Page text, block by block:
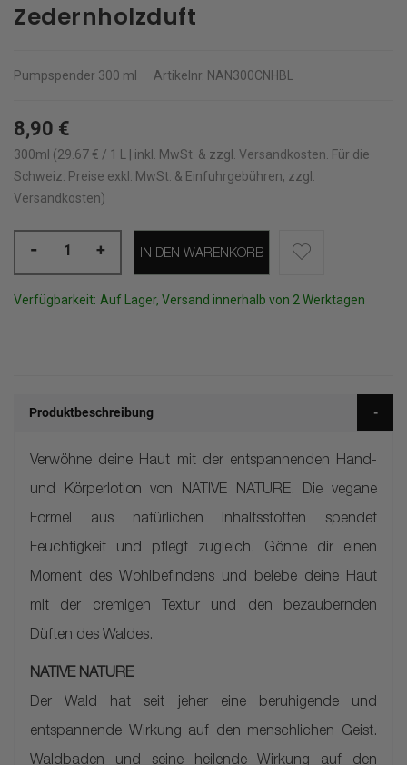
Zedernholzduft
Pumpspender 300 ml Artikelnr. NAN300CNHBL
8,90 €
300ml (29.67 € / 1 L | inkl. MwSt. & zzgl. Versandkosten Für die
Schweiz: Preise exkl. MwSt. & Einfuhrgebühren, zzgl.
Versandkosten)
- + IN DEN WARENKORB
Verfügbarkeit: Auf Lager, Versand innerhalb von 2 Werktagen
Produktbeschreibung
Verwöhne deine Haut mit der entspannenden Hand-
und Körperlotion von NATIVE NATURE. Die vegane
Formel aus natürlichen Inhaltsstoffen spendet
Feuchtigkeit und pflegt zugleich. Gönne dir einen
Moment des Wohlbefindens und belebe deine Haut
mit der cremigen Textur und den bezaubernden
Düften des Waldes.
NATIVE NATURE
Der Wald hat seit jeher eine beruhigende und
entspannende Wirkung auf den menschlichen Geist.
Waldbaden und seine heilende Wirkung auf den